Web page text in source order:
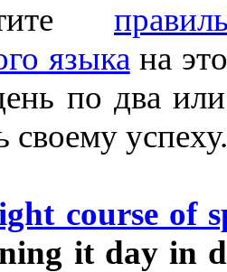
языка на
по два
своему
course of
it day in